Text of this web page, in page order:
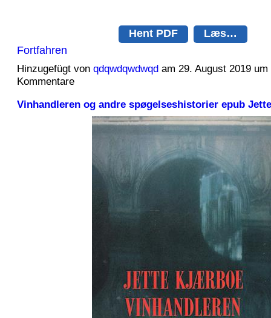
Hent PDF
Læs…
Fortfahren
Hinzugefügt von qdqwdqwdwqd am 29. August 2019
Kommentare
Vinhandleren og andre spøgelseshistorier epub